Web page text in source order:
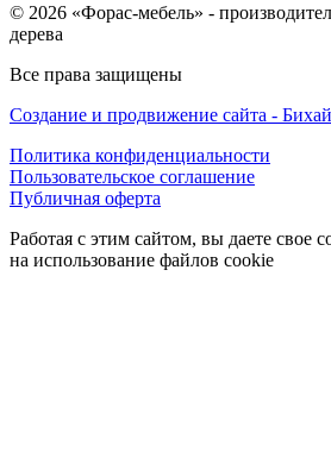
© 2026 «Форас-мебель» -
дерева
Все права защищены
Создание и продвижение сайта -
Политика конфиденциальности
Пользовательское соглашение
Публичная оферта
Работая с этим сайтом, вы даете свое
на использование файлов cookie